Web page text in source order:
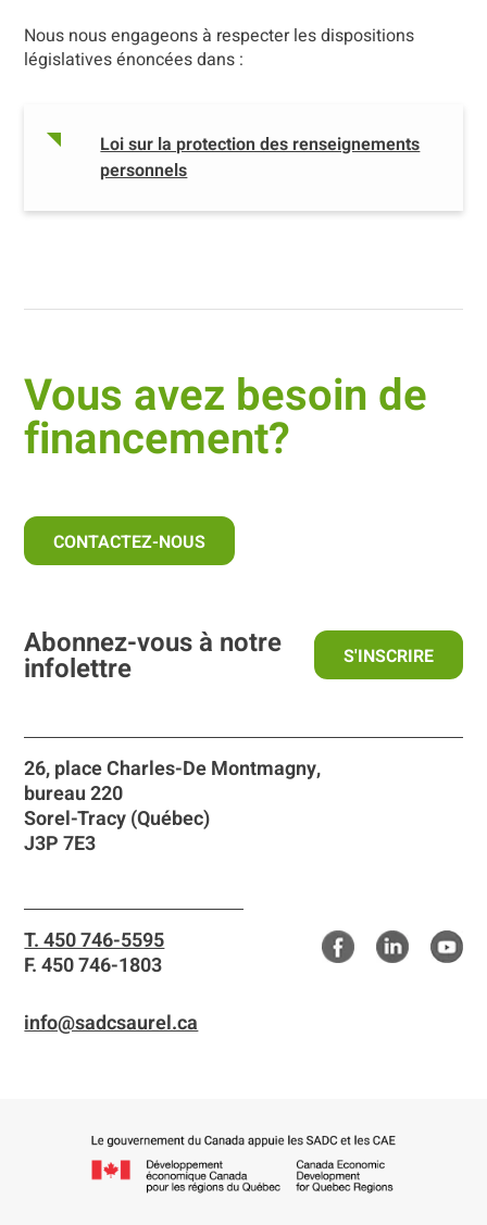
Nous nous engageons à respecter les dispositions
législatives énoncées dans :
Loi sur la protection des renseignements
personnels
Vous avez besoin de
financement?
CONTACTEZ-NOUS
Abonnez-vous à notre
infolettre S'INSCRIRE
26, place Charles-De Montmagny,
bureau 220
Sorel-Tracy (Québec)
J3P 7E3
T. 450 746-5595
F. 450 746-1803
info@sadcsaurel.ca